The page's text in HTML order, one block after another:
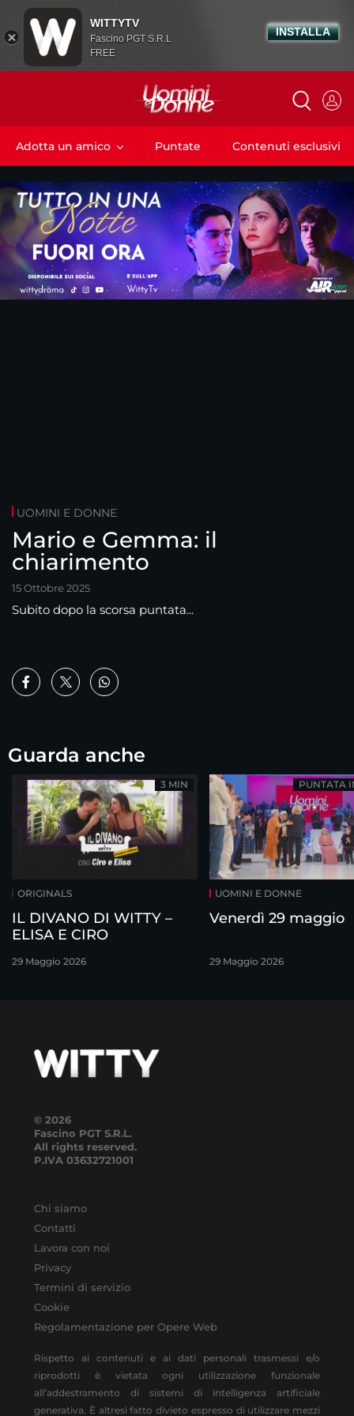
Adotta un amico Puntate Contenuti esclusivi
UOMINI E DONNE
Mario e Gemma: il
chiarimento
15 Ottobre 2025
Subito dopo la scorsa puntata...
Guarda anche
ORIGINALS
IL DIVANO DI WITTY –
ELISA E CIRO
29 Maggio 2026
3 MIN
UOMINI E DONNE
Venerdì 29 maggio
29 Maggio 2026
PUNTATA
© 2026
Fascino PGT S.R.L.
All rights reserved.
P.IVA 03632721001
Chi siamo
Contatti
Lavora con noi
Privacy
Termini di servizio
Cookie
Regolamentazione per Opere Web
Rispetto ai contenuti e ai dati personali trasmessi e/o
riprodotti è vietata ogni utilizzazione funzionale
all’addestramento di sistemi di intelligenza artificiale
generativa. È altresì fatto divieto espresso di utilizzare mezzi
WITTYTV
Fascino PGT S.R.L
FREE
INSTALLA